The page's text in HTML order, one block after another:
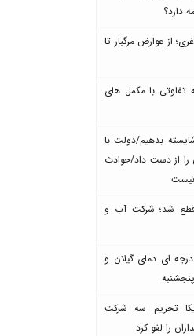
دارد؟
از عوارض مرگبار تا
با مکمل های
بدهیم/دولت با
را از دست داد/حوادث
نیست
قطع شد؛ شرکت آب و
رگبار، رعدوبرق، کاهش ۴ درجه ای دمای گیلان و
تحریم سه شرکت
را لغو کرد